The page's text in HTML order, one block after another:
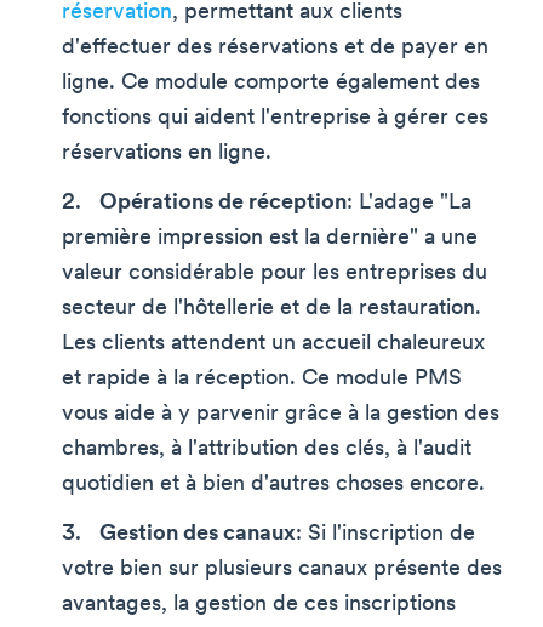
réservation, permettant aux clients
d'effectuer des réservations et de payer en
ligne. Ce module comporte également des
fonctions qui aident l'entreprise à gérer ces
réservations en ligne.
Opérations de réception: L'adage "La
première impression est la dernière" a une
valeur considérable pour les entreprises du
secteur de l'hôtellerie et de la restauration.
Les clients attendent un accueil chaleureux
et rapide à la réception. Ce module PMS
vous aide à y parvenir grâce à la gestion des
chambres, à l'attribution des clés, à l'audit
quotidien et à bien d'autres choses encore.
Gestion des canaux: Si l'inscription de
votre bien sur plusieurs canaux présente des
avantages, la gestion de ces inscriptions